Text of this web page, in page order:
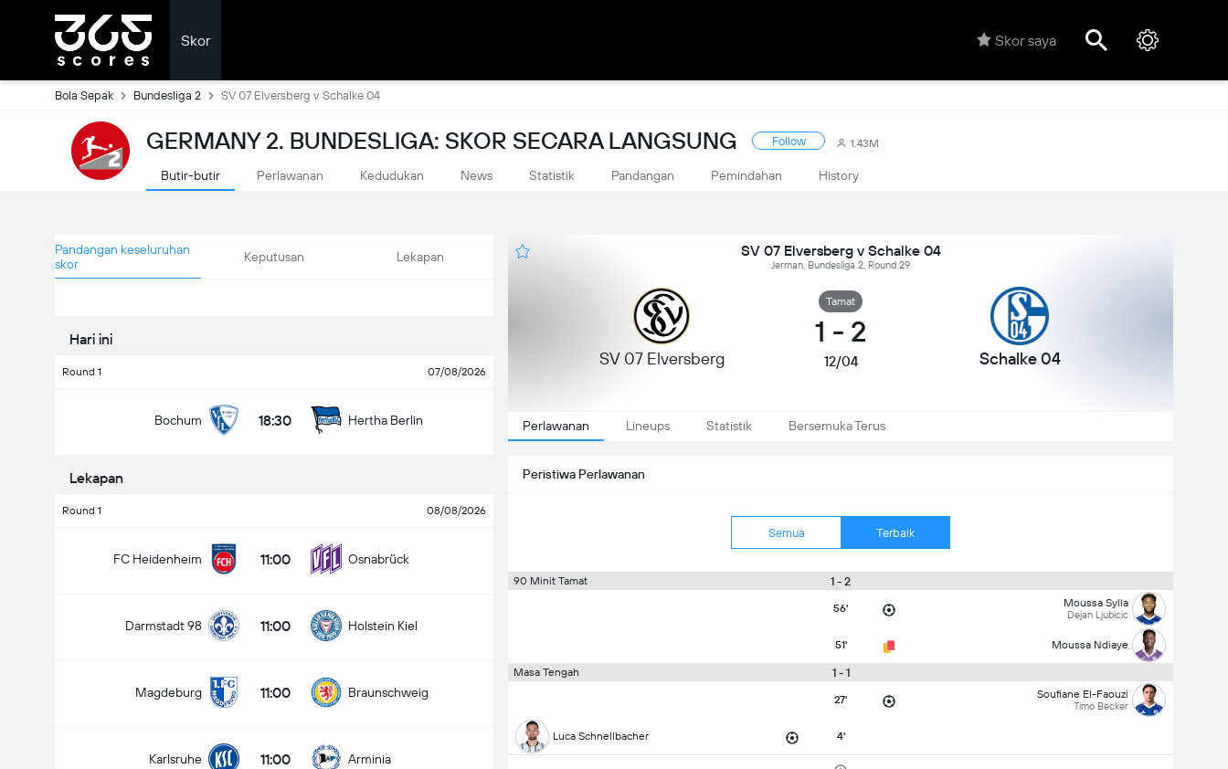
Skor Skor saya
Bola Sepak Bundesliga 2 SV 07 Elversberg v Schalke 04
GERMANY 2. BUNDESLIGA: SKOR SECARA LANGSUNG Follow 1.43M
Butir-butir Perlawanan Kedudukan News Statistik Pandangan Pemindahan History
Pandangan keseluruhan
skor
Keputusan Lekapan
Hari ini
Round 1 07/08/2026
Bochum 18:30 Hertha Berlin
Lekapan
Round 1 08/08/2026
FC Heidenheim 11:00 Osnabrück
Darmstadt 98 11:00 Holstein Kiel
Magdeburg 11:00 Braunschweig
Karlsruhe 11:00 Arminia
SV 07 Elversberg v Schalke 04
Jerman, Bundesliga 2, Round 29
SV 07 Elversberg
Tamat
1 - 2
12/04 Schalke 04
Perlawanan Lineups Statistik Bersemuka Terus
Peristiwa Perlawanan
Semua Terbaik
90 Minit Tamat 1 - 2
56' Moussa Sylla
Dejan Ljubicic
51' Moussa Ndiaye
Masa Tengah 1 - 1
27' Soufiane El-Faouzi
Timo Becker
Luca Schnellbacher 4'